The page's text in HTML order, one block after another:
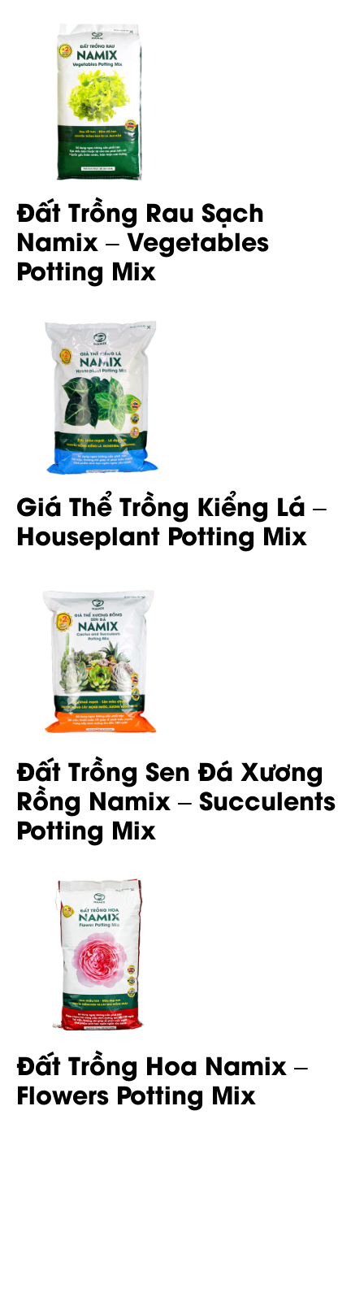
Đất Trồng Rau Sạch
Namix – Vegetables
Potting Mix
Giá Thể Trồng Kiểng Lá –
Houseplant Potting Mix
Đất Trồng Sen Đá Xương
Rồng Namix – Succulents
Potting Mix
Đất Trồng Hoa Namix –
Flowers Potting Mix